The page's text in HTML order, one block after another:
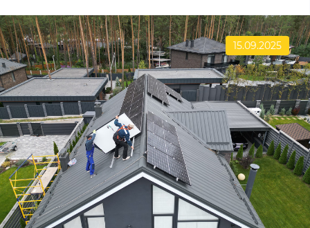
15.09.2025